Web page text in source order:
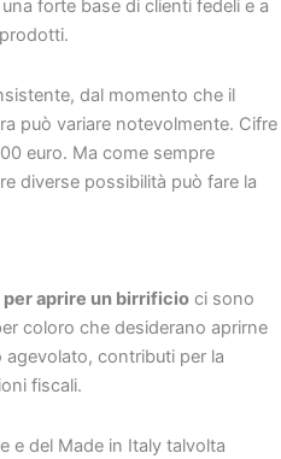
forte base di clienti fedeli e a
dal momento che il
può variare notevolmente. Cifre
euro. Ma come sempre
diverse possibilità può fare la
per aprire un birrificio ci sono
coloro che desiderano aprirne
contributi per la
fiscali.
e del Made in Italy talvolta